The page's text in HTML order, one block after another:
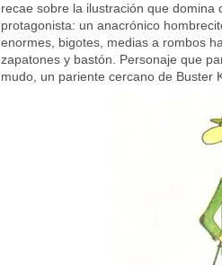
recae sobre la ilustración que
protagonista: un anacrónico
enormes, bigotes, medias a rombos
zapatones y bastón. Personaje que
mudo, un pariente cercano de Buster